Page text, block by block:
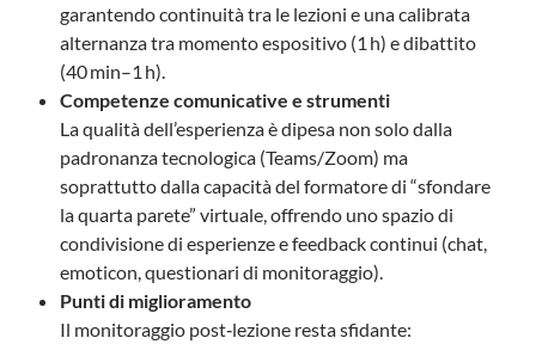
garantendo continuità tra le lezioni e una calibrata
alternanza tra momento espositivo (1 h) e dibattito
(40 min–1 h).
Competenze comunicative e strumenti
La qualità dell’esperienza è dipesa non solo dalla
padronanza tecnologica (Teams/Zoom) ma
soprattutto dalla capacità del formatore di “sfondare
la quarta parete” virtuale, offrendo uno spazio di
condivisione di esperienze e feedback continui (chat,
emoticon, questionari di monitoraggio).
Punti di miglioramento
Il monitoraggio post‑lezione resta sfidante: